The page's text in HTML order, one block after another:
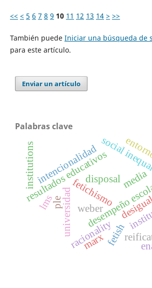
<< < 5 6 7 8 9 10 11 12 13 14 > >>
También puede Iniciar una búsqueda de
para este artículo.
Enviar un artículo
Palabras clave
universidadfetichismo
resultados educativos
desempeño
social
racionality
weber
institutions
fetish
disposal
marx
media
ple
lms
intencionalidad